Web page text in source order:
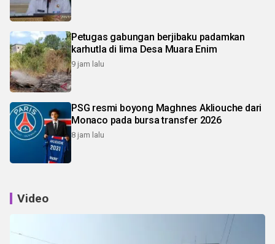
Petugas gabungan berjibaku padamkan
karhutla di lima Desa Muara Enim
9 jam lalu
PSG resmi boyong Maghnes Akliouche dari
Monaco pada bursa transfer 2026
8 jam lalu
Video